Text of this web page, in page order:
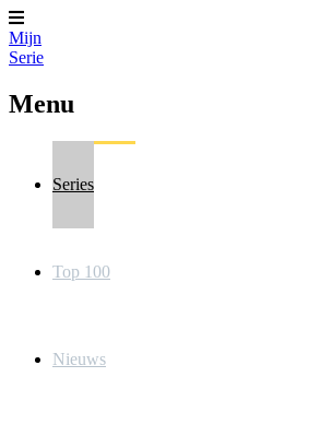
Mijn
Serie
Menu
Series
Top 100
Nieuws